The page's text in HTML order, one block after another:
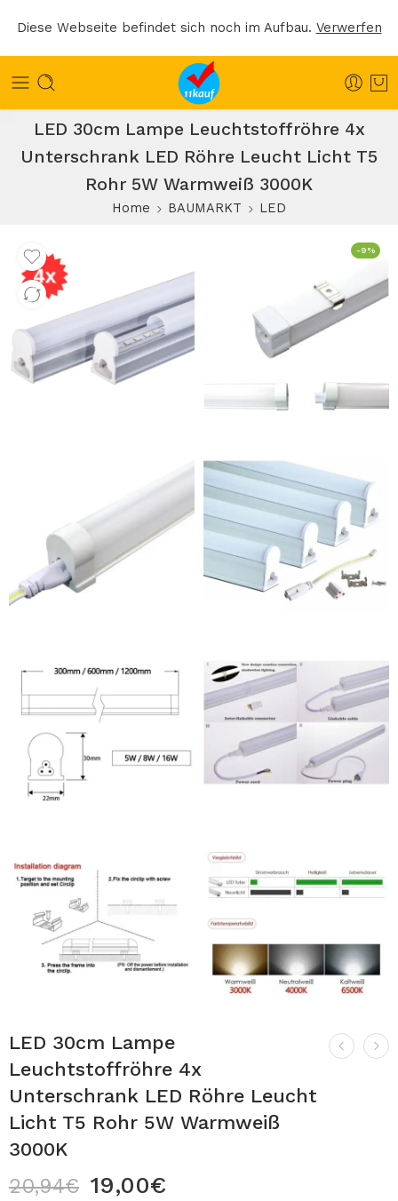
Diese Webseite befindet sich noch im Aufbau. Verwerfen
LED 30cm Lampe Leuchtstoffröhre 4x
Unterschrank LED Röhre Leucht Licht T5
Rohr 5W Warmweiß 3000K
Home BAUMARKT LED
-9%
LED 30cm Lampe
Leuchtstoffröhre 4x
Unterschrank LED Röhre Leucht
Licht T5 Rohr 5W Warmweiß
3000K
20,94€ 19,00€